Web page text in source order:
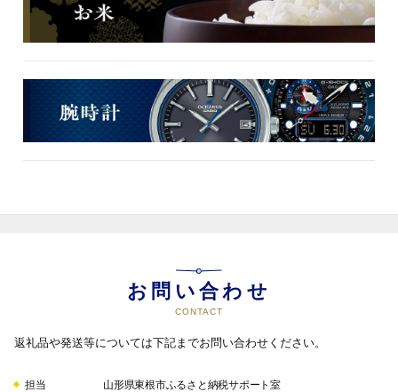
お問い合わせ
CONTACT
返礼品や発送等については下記までお問い合わせください。
担当 山形県東根市ふるさと納税サポート室